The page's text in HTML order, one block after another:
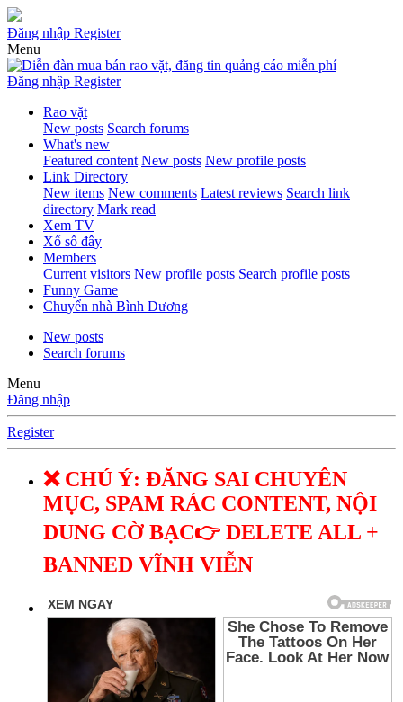
Đăng nhập Register
Menu
Đăng nhập Register
Rao vặt
New posts Search forums
What's new
Featured content New posts New profile posts
Link Directory
New items New comments Latest reviews Search link
directory Mark read
Xem TV
Xổ số đây
Members
Current visitors New profile posts Search profile posts
Funny Game
Chuyển nhà Bình Dương
New posts
Search forums
Menu
Đăng nhập
Register
❌ CHÚ Ý: ĐĂNG SAI CHUYÊN
MỤC, SPAM RÁC CONTENT, NỘI
DUNG CỜ BẠC👉 DELETE ALL +
BANNED VĨNH VIỄN